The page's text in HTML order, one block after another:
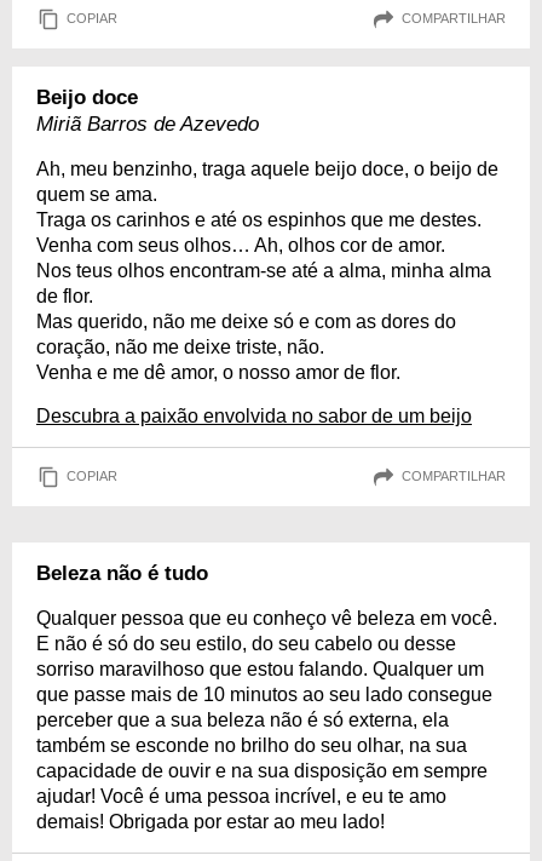
COPIAR COMPARTILHAR
Beijo doce
Miriã Barros de Azevedo
Ah, meu benzinho, traga aquele beijo doce, o beijo de
quem se ama.
Traga os carinhos e até os espinhos que me destes.
Venha com seus olhos… Ah, olhos cor de amor.
Nos teus olhos encontram-se até a alma, minha alma
de flor.
Mas querido, não me deixe só e com as dores do
coração, não me deixe triste, não.
Venha e me dê amor, o nosso amor de flor.
Descubra a paixão envolvida no sabor de um beijo
COPIAR COMPARTILHAR
Beleza não é tudo
Qualquer pessoa que eu conheço vê beleza em você.
E não é só do seu estilo, do seu cabelo ou desse
sorriso maravilhoso que estou falando. Qualquer um
que passe mais de 10 minutos ao seu lado consegue
perceber que a sua beleza não é só externa, ela
também se esconde no brilho do seu olhar, na sua
capacidade de ouvir e na sua disposição em sempre
ajudar! Você é uma pessoa incrível, e eu te amo
demais! Obrigada por estar ao meu lado!